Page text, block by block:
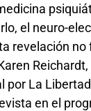
el neuro-
revelación no
por La
en el